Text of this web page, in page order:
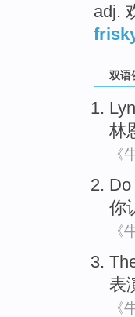
adj.
双语
林
《
Do
你
《
表
《